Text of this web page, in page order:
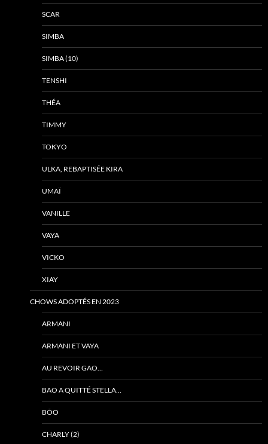
SCAR
SIMBA
SIMBA (10)
TENSHI
THÉA
TIMMY
TOKYO
ULKA, REBAPTISÉE KIRA
UMAÏ
VANILLE
VAYA
VICKO
XIAY
CHOWS ADOPTÉS EN 2023
ARMANI
ARMANI ET VAYA
AU REVOIR GAO…
BAO A QUITTÉ STELLA…
BÔO
CHARLY (2)